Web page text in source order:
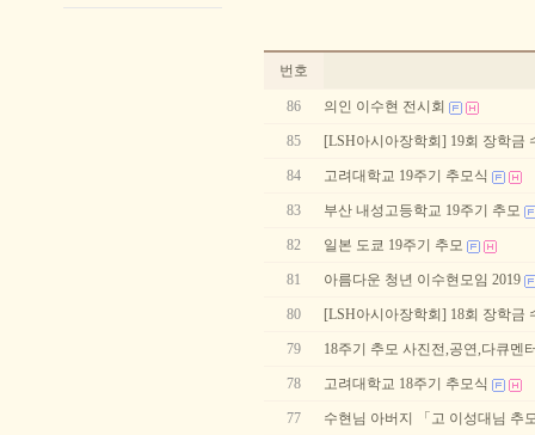
번호
86 의인 이수현 전시회
85 [LSH아시아장학회] 19회 장학금
84 고려대학교 19주기 추모식
83 부산 내성고등학교 19주기 추모
82 일본 도쿄 19주기 추모
81 아름다운 청년 이수현모임 2019
80 [LSH아시아장학회] 18회 장학금
79 18주기 추모 사진전,공연,다큐멘
78 고려대학교 18주기 추모식
77 수현님 아버지 「고 이성대님 추